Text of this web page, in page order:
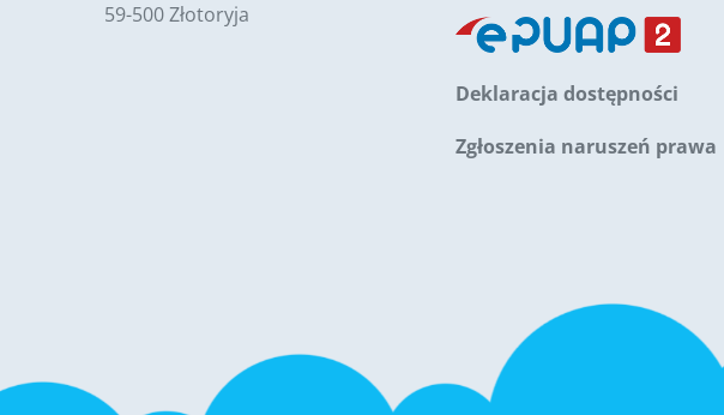
59-500 Złotoryja
Deklaracja dostępności
Zgłoszenia naruszeń prawa